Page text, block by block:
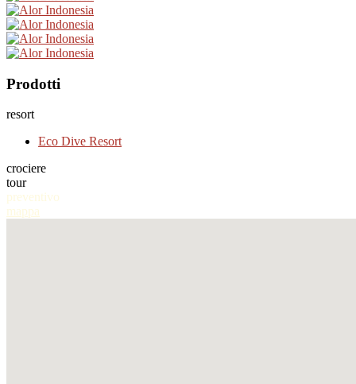
Prodotti
resort
Eco Dive Resort
crociere
tour
preventivo
mappa